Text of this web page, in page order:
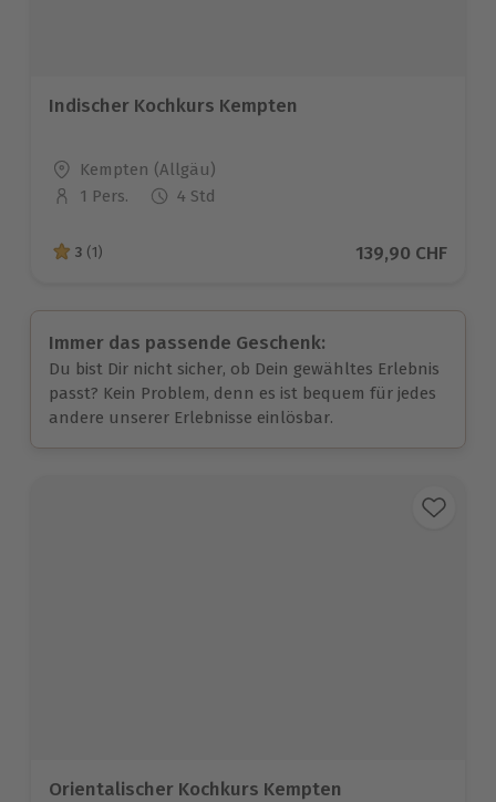
Indischer Kochkurs Kempten
Standort
Kempten (Allgäu)
Anzahl der Teilnehmer
1 Pers. 4 Std
3 von 5 Sternen basierend auf 1 Bewertungen
3 (1) Aktueller Preis
139,90 CHF
Immer das passende Geschenk:
Du bist Dir nicht sicher, ob Dein gewähltes Erlebnis
passt? Kein Problem, denn es ist bequem für jedes
andere unserer Erlebnisse einlösbar.
Orientalischer Kochkurs Kempten